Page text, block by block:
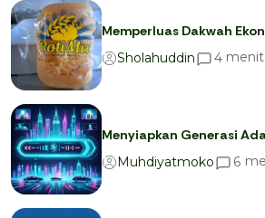
Memperluas Dakwah
Sholahuddin
4 menit
Menyiapkan Generasi
Muhdiyatmoko
6